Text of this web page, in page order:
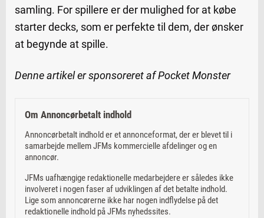
samling. For spillere er der mulighed for at købe
starter decks, som er perfekte til dem, der ønsker
at begynde at spille.
Denne artikel er sponsoreret af Pocket Monster
Om Annoncørbetalt indhold
Annoncørbetalt indhold er et annonceformat, der er blevet til i
samarbejde mellem JFMs kommercielle afdelinger og en
annoncør.
JFMs uafhængige redaktionelle medarbejdere er således ikke
involveret i nogen faser af udviklingen af det betalte indhold.
Lige som annoncørerne ikke har nogen indflydelse på det
redaktionelle indhold på JFMs nyhedssites.